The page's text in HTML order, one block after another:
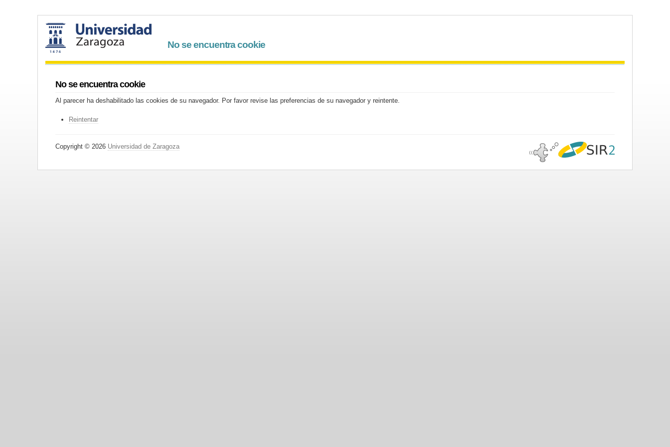
No se encuentra cookie
No se encuentra cookie
Al parecer ha deshabilitado las cookies de su navegador. Por favor revise las preferencias de su navegador y reintente.
Reintentar
Copyright © 2026 Universidad de Zaragoza